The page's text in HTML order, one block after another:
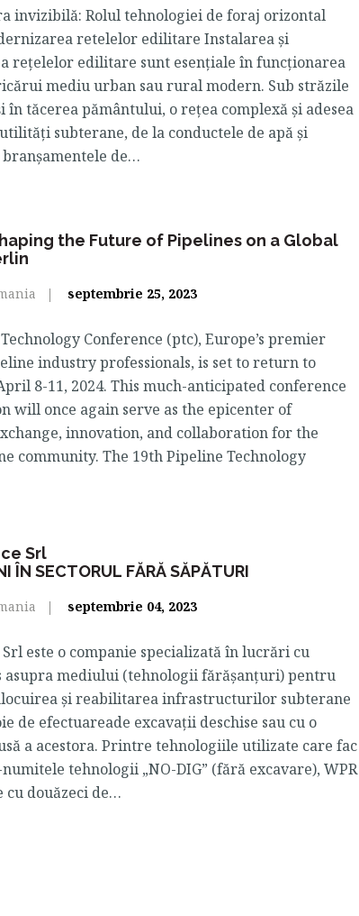
invizibilă: Rolul tehnologiei de foraj orizontal
retelelor edilitare Instalarea și
rețelelor edilitare sunt esențiale în funcționarea
mediu urban sau rural modern. Sub străzile
în tăcerea pământului, o rețea complexă și adesea
subterane, de la conductele de apă și
de…
the Future of Pipelines on a Global
septembrie 25, 2023
Conference (ptc), Europe’s premier
industry professionals, is set to return to
8-11, 2024. This much-anticipated conference
will once again serve as the epicenter of
innovation, and collaboration for the
community. The 19th Pipeline Technology
Srl
ÎN SECTORUL FĂRĂ SĂPĂTURI
septembrie 04, 2023
Srl este o companie specializată în lucrări cu
asupra mediului (tehnologii fărășanțuri) pentru
și reabilitarea infrastructurilor subterane
de efectuareade excavații deschise sau cu o
a acestora. Printre tehnologiile utilizate care fac
tehnologii „NO-DIG” (fără excavare), WPR
cu douăzeci de…